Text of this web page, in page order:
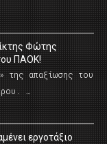
Φώτης
ΠΑΟΚ!
της απαξίωσης του
…
εργοτάξιο